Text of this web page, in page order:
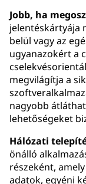
Jobb, ha
jelentéskártyája
belül vagy az
ugyanazokért a
megvilágítja a
nagyobb
lehetőségeket
Hálózati
önálló
részeként,
adatok, egyéni